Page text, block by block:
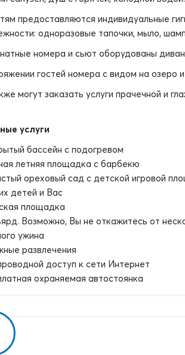
предоставляются индивидуальные
одноразовые тапочки, мыло,
номера и сьют оборудованы
гостей номера с видом на озеро и
могут заказать услуги прачечной и
услуги
бассейн с подогревом
летняя площадка с барбекю
ореховый сад с детской игровой
детей и Вас
площадка
Возможно, Вы не откажитесь от
ужина
развлечения
доступ к сети Интернет
охраняемая автостоянка